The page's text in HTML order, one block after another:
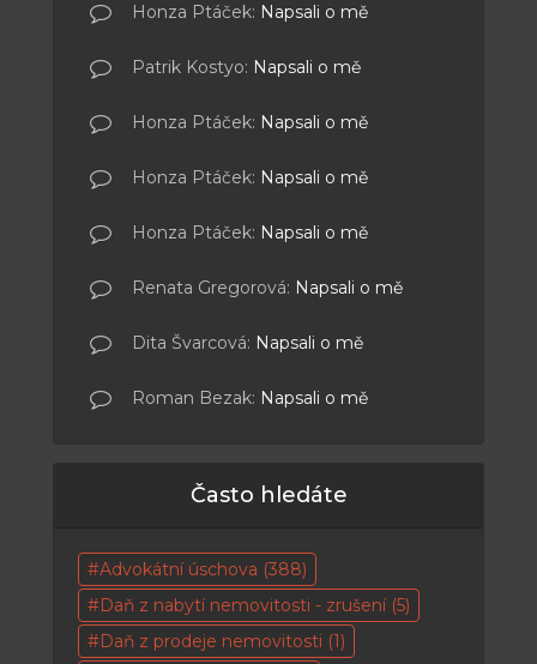
Honza Ptáček: Napsali o mě
Patrik Kostyo: Napsali o mě
Honza Ptáček: Napsali o mě
Honza Ptáček: Napsali o mě
Honza Ptáček: Napsali o mě
Renata Gregorová: Napsali o mě
Dita Švarcová: Napsali o mě
Roman Bezak: Napsali o mě
Často hledáte
Advokátní úschova (388)
Daň z nabytí nemovitosti - zrušení(5)
Daň z prodeje nemovitosti (1)